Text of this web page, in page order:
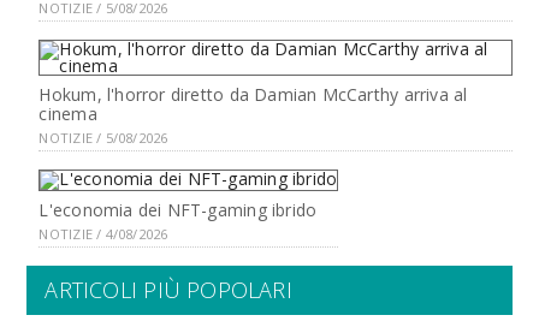
NOTIZIE / 5/08/2026
Hokum, l'horror diretto da Damian McCarthy arriva al
cinema
NOTIZIE / 5/08/2026
L'economia dei NFT-gaming ibrido
NOTIZIE / 4/08/2026
ARTICOLI PIÙ POPOLARI